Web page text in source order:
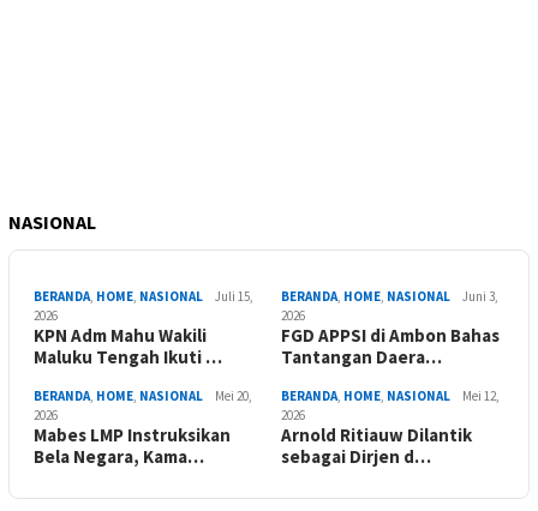
NASIONAL
BERANDA, HOME, NASIONAL
Juli 15,
2026
KPN Adm Mahu Wakili
Maluku Tengah Ikuti …
BERANDA, HOME, NASIONAL
Juni 3,
2026
FGD APPSI di Ambon Bahas
Tantangan Daera…
BERANDA, HOME, NASIONAL
Mei 20,
2026
Mabes LMP Instruksikan
Bela Negara, Kama…
BERANDA, HOME, NASIONAL
Mei 12,
2026
Arnold Ritiauw Dilantik
sebagai Dirjen d…